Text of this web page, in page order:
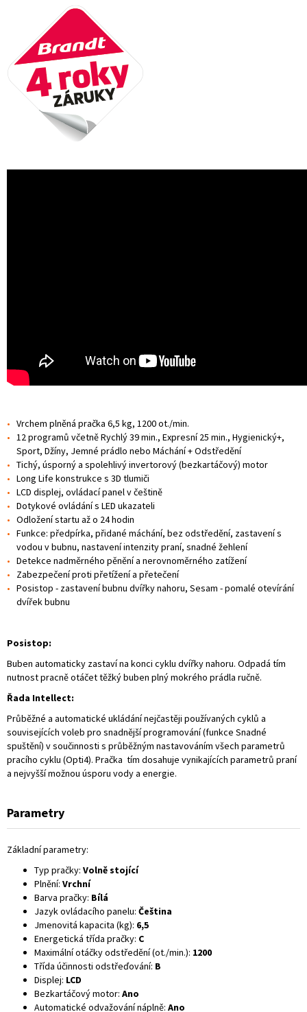
Vrchem plněná pračka 6,5 kg, 1200 ot./min.
12 programů včetně Rychlý 39 min., Expresní 25 min., Hygienický+,
Sport, Džíny, Jemné prádlo nebo Máchání + Odstředění
Tichý, úsporný a spolehlivý invertorový (bezkartáčový) motor
Long Life konstrukce s 3D tlumiči
LCD displej, ovládací panel v češtině
Dotykové ovládání s LED ukazateli
Odložení startu až o 24 hodin
Funkce: předpírka, přidané máchání, bez odstředění, zastavení s
vodou v bubnu, nastavení intenzity praní, snadné žehlení
Detekce nadměrného pěnění a nerovnoměrného zatížení
Zabezpečení proti přetížení a přetečení
Posistop - zastavení bubnu dvířky nahoru, Sesam - pomalé otevírání
dvířek bubnu
Posistop:
Buben automaticky zastaví na konci cyklu dvířky nahoru. Odpadá tím
nutnost pracně otáčet těžký buben plný mokrého prádla ručně.
Řada Intellect:
Průběžné a automatické ukládání nejčastěji používaných cyklů a
souvisejících voleb pro snadnější programování (funkce Snadné
spuštění) v součinnosti s průběžným nastavováním všech parametrů
pracího cyklu (Opti4). Pračka tím dosahuje vynikajících parametrů praní
a nejvyšší možnou úsporu vody a energie.
Parametry
Základní parametry:
Typ pračky: Volně stojící
Plnění: Vrchní
Barva pračky: Bílá
Jazyk ovládacího panelu: Čeština
Jmenovitá kapacita (kg): 6,5
Energetická třída pračky: C
Maximální otáčky odstředění (ot./min.): 1200
Třída účinnosti odstřeďování: B
Displej: LCD
Bezkartáčový motor: Ano
Automatické odvažování náplně: Ano